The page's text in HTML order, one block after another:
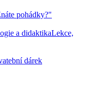
pohádky?"
a didaktikaLekce,
dárek